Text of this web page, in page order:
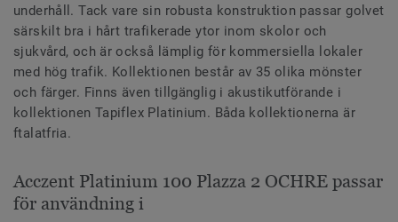
underhåll. Tack vare sin robusta konstruktion passar golvet
särskilt bra i hårt trafikerade ytor inom skolor och
sjukvård, och är också lämplig för kommersiella lokaler
med hög trafik. Kollektionen består av 35 olika mönster
och färger. Finns även tillgänglig i akustikutförande i
kollektionen Tapiflex Platinium. Båda kollektionerna är
ftalatfria.
Acczent Platinium 100 Plazza 2 OCHRE passar
för användning i